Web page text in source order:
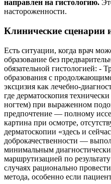
направлен на гистологию.
настороженности.
Клинические сценарии
Есть ситуации, когда врач
образование без
обязательной гистологией: -
образования с
эксцизия как лечебно-
где дерматоскопия
ногтем) при выраженном
предпочтение — полному
картина при осмотре,
дерматоскопии «здесь и
доброкачественности —
минимальным
маршрутизацией по
случаях рационально
метода, особенно если